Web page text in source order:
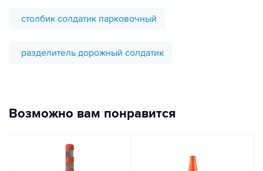
столбик солдатик парковочный
разделитель дорожный солдатик
Возможно вам понравится